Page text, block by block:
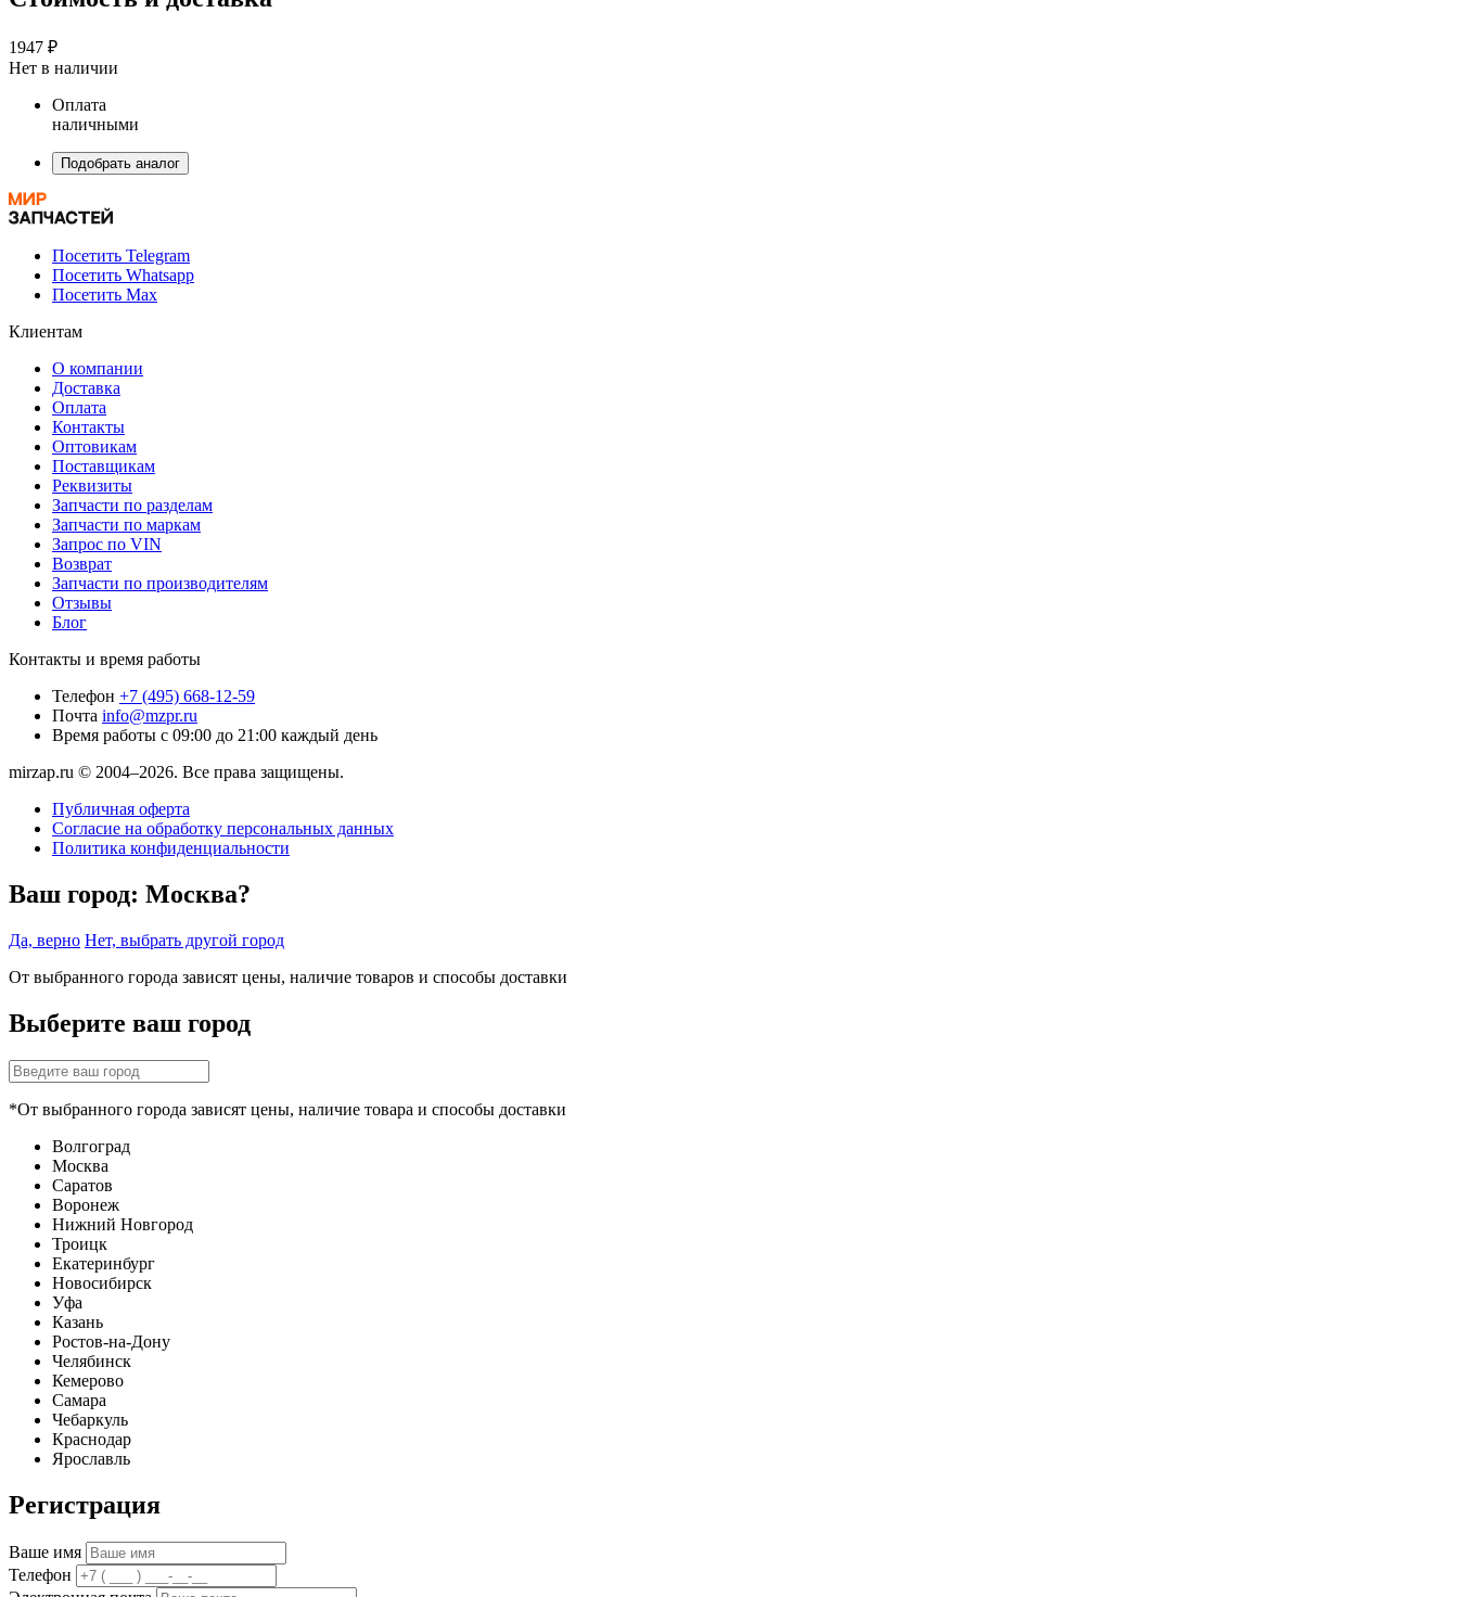
1947 ₽
Нет в наличии
Оплата
наличными
Подобрать аналог
Посетить Telegram
Посетить Whatsapp
Посетить Max
Клиентам
О компании
Доставка
Оплата
Контакты
Оптовикам
Поставщикам
Реквизиты
Запчасти по разделам
Запчасти по маркам
Запрос по VIN
Возврат
Запчасти по производителям
Отзывы
Блог
Контакты и время работы
Телефон +7 (495) 668-12-59
Почта info@mzpr.ru
Время работы с 09:00 до 21:00 каждый день
mirzap.ru © 2004–2026. Все права защищены.
Публичная оферта
Согласие на обработку персональных данных
Политика конфиденциальности
Ваш город: Москва?
Да, верно Нет, выбрать другой город
От выбранного города зависят цены, наличие товаров и способы доставки
Выберите ваш город
*От выбранного города зависят цены, наличие товара и способы доставки
Волгоград
Москва
Саратов
Воронеж
Нижний Новгород
Троицк
Екатеринбург
Новосибирск
Уфа
Казань
Ростов-на-Дону
Челябинск
Кемерово
Самара
Чебаркуль
Краснодар
Ярославль
Регистрация
Ваше имя
Телефон